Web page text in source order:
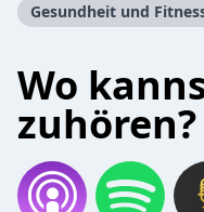
Gesundheit und
Wo
zuhören?